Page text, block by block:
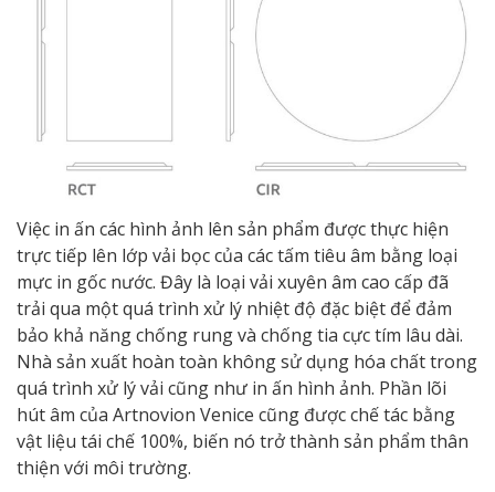
Việc in ấn các hình ảnh lên sản phẩm được thực hiện
trực tiếp lên lớp vải bọc của các tấm tiêu âm bằng loại
mực in gốc nước. Đây là loại vải xuyên âm cao cấp đã
trải qua một quá trình xử lý nhiệt độ đặc biệt để đảm
bảo khả năng chống rung và chống tia cực tím lâu dài.
Nhà sản xuất hoàn toàn không sử dụng hóa chất trong
quá trình xử lý vải cũng như in ấn hình ảnh. Phần lõi
hút âm của Artnovion Venice cũng được chế tác bằng
vật liệu tái chế 100%, biến nó trở thành sản phẩm thân
thiện với môi trường.